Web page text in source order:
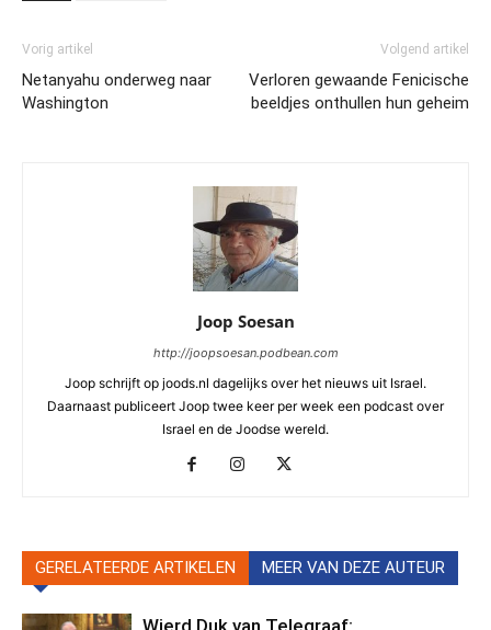
Vorig artikel
Netanyahu onderweg naar
Washington
Volgend artikel
Verloren gewaande Fenicische
beeldjes onthullen hun geheim
Joop Soesan
http://joopsoesan.podbean.com
Joop schrijft op joods.nl dagelijks over het nieuws uit Israel.
Daarnaast publiceert Joop twee keer per week een podcast over
Israel en de Joodse wereld.
GERELATEERDE ARTIKELEN MEER VAN DEZE AUTEUR